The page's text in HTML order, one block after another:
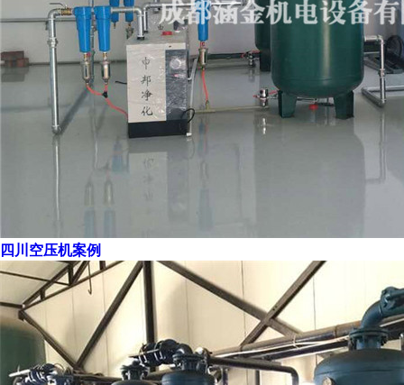
四川空压机案例